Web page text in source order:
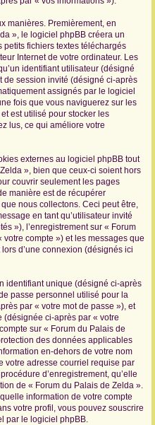
manières. Premièrement, en
», le logiciel phpBB créera un
fichiers textes téléchargés
Internet de votre ordinateur. Les
identifiant utilisateur (désigné
de session invité (désigné ci-après
assignés par le logiciel
fois que vous naviguerez sur les
est utilisé pour stocker les
lus, ce qui améliore votre
externes au logiciel phpBB tout
», bien que ceux-ci soient hors
couvrir seulement les pages
manière est de récupérer
nous collectons. Ceci peut être,
en tant qu’utilisateur invité
»), l’enregistrement sur « Forum
compte ») et les messages que
d’une connexion (désignés ici
identifiant unique (désigné ci-après
passe personnel utilisé pour la
par « votre mot de passe »), et
ci-après par « votre
sur « Forum du Palais de
des données applicables
en-dehors de votre nom
votre adresse courriel requise par
d’enregistrement, qu’elle
de « Forum du Palais de Zelda ».
information de votre compte
votre profil, vous pouvez souscrire
par le logiciel phpBB.